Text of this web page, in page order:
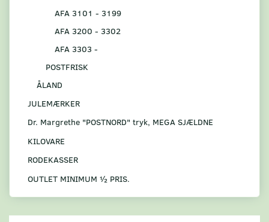
AFA 3101 - 3199
AFA 3200 - 3302
AFA 3303 -
POSTFRISK
ÅLAND
JULEMÆRKER
Dr. Margrethe "POSTNORD" tryk, MEGA SJÆLDNE
KILOVARE
RODEKASSER
OUTLET MINIMUM ½ PRIS.